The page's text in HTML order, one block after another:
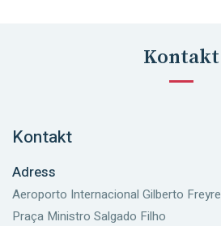
Kontakt
Kontakt
Adress
Aeroporto Internacional Gilberto Freyre
Praça Ministro Salgado Filho